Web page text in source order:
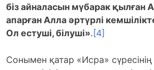
біз айналасын мүбарак қылған
апарған Алла әртүрлі
Ол естуші, білуші».[4]
Сонымен қатар «Исра» сүресінің